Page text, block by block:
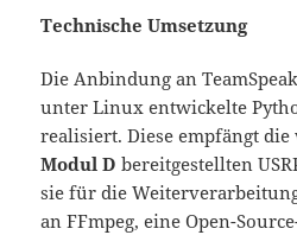
Technische Umsetzung
Die Anbindung an
unter Linux entwickelte
realisiert. Diese empfängt
Modul D bereitgestellten
sie für die
an FFmpeg, eine Open-